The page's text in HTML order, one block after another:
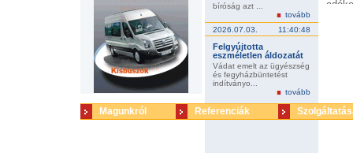
bíróság azt ...
tovább
2026.07.03.
11:40:48
Felgyújtotta
eszméletlen áldozatát
Vádat emelt az ügyészség
és fegyházbüntetést
indítványo...
tovább
és
Magunkról Referenciák